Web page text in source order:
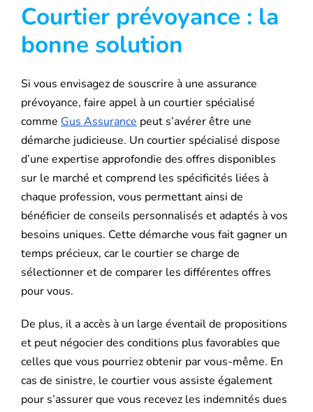
Courtier prévoyance : la
bonne solution
Si vous envisagez de souscrire à une assurance
prévoyance, faire appel à un courtier spécialisé
comme Gus Assurance peut s’avérer être une
démarche judicieuse. Un courtier spécialisé dispose
d’une expertise approfondie des offres disponibles
sur le marché et comprend les spécificités liées à
chaque profession, vous permettant ainsi de
bénéficier de conseils personnalisés et adaptés à vos
besoins uniques. Cette démarche vous fait gagner un
temps précieux, car le courtier se charge de
sélectionner et de comparer les différentes offres
pour vous.
De plus, il a accès à un large éventail de propositions
et peut négocier des conditions plus favorables que
celles que vous pourriez obtenir par vous-même. En
cas de sinistre, le courtier vous assiste également
pour s’assurer que vous recevez les indemnités dues